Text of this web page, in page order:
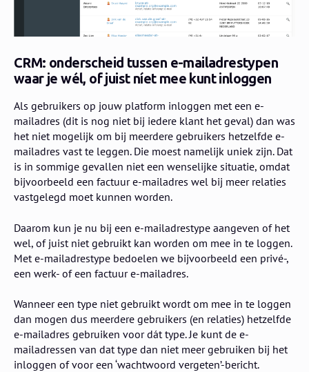
CRM: onderscheid tussen e-mailadrestypen
waar je wél, of juist níet mee kunt inloggen
Als gebruikers op jouw platform inloggen met een e-
mailadres (dit is nog niet bij iedere klant het geval) dan was
het niet mogelijk om bij meerdere gebruikers hetzelfde e-
mailadres vast te leggen. Die moest namelijk uniek zijn. Dat
is in sommige gevallen niet een wenselijke situatie, omdat
bijvoorbeeld een factuur e-mailadres wel bij meer relaties
vastgelegd moet kunnen worden.
Daarom kun je nu bij een e-mailadrestype aangeven of het
wel, of juist niet gebruikt kan worden om mee in te loggen.
Met e-mailadrestype bedoelen we bijvoorbeeld een privé-,
een werk- of een factuur e-mailadres.
Wanneer een type niet gebruikt wordt om mee in te loggen
dan mogen dus meerdere gebruikers (en relaties) hetzelfde
e-mailadres gebruiken voor dát type. Je kunt de e-
mailadressen van dat type dan niet meer gebruiken bij het
inloggen of voor een ‘wachtwoord vergeten’-bericht.